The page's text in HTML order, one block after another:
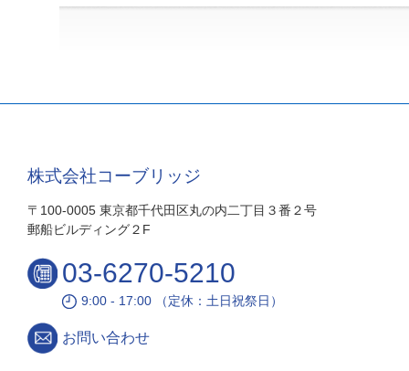
株式会社コーブリッジ
〒100-0005 東京都千代田区丸の内二丁目３番２号
郵船ビルディング２F
03-6270-5210
9:00 - 17:00 （定休：土日祝祭日）
お問い合わせ